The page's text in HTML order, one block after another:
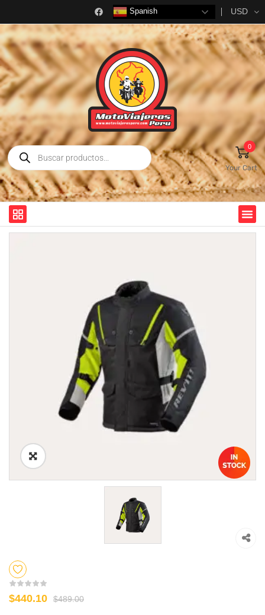
Spanish USD
0
Your Cart
$489.00
$440.10